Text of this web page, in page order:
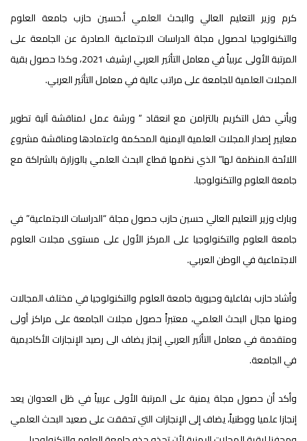
كرم وزير التعليم العالي والبحث العلمي أ.حسين حازب جامعة العلوم
والتكنولوجيا لحصول مجلة الدراسات الاجتماعية الصادرة عن الجامعة على
المرتبة الأولى عربياً في معامل التأثير العربي ارشيف 2021، وكذا حصول بقية
المجلات العلمية للجامعة على مراتب عالية في معامل التأثير العربي.
ويأتي حفل التكريم بالتزامن مع انعقاد ” ورشة عمل لمناقشة آلية تطوير
معايير إصدار المجلات العلمية اليمنية المحكمة واعتمادها ومناقشة مشروع
اللائحة المنظمة لها” الذي نظمها قطاع البحث العلمي بالوزارة بالشراكة مع
جامعة العلوم والتكنولوجيا.
وبارك وزير التعليم العالي حسين حازب حصول مجلة “الدراسات الاجتماعية” في
جامعة العلوم والتكنولوجيا على المركز الأول على مستوى مجلات العلوم
الاجتماعية في الوطن العربي.
وأشاد حازب بفاعلية وحيوية جامعة العلوم والتكنولوجيا في مختلف المجالات
ومنها مجال البحث العلمي، معتبراً حصول مجلات الجامعة على مراكز أولى
ومتقدمة في معامل التأثير العربي إنجاز يضاف الى رصيد الإنجازات الأكاديمية
في الجامعة.
وأكد أن حصول مجلة يمنية على المرتبة الأولى عربياً في ظل العدوان يعد
إنجازا علميا ووطنياً، يضاف إلى الإنجازات التي تحققت على صعيد البحث العلمي